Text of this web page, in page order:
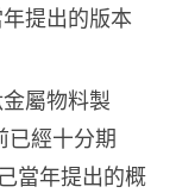
提出的版本
屬物料製
已經十分期
當年提出的概